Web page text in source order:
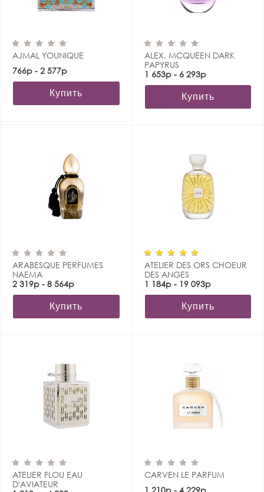
AJMAL YOUNIQUE
766р - 2 577р
Купить
ALEX. MCQUEEN DARK
PAPYRUS
1 653р - 6 293р
Купить
ARABESQUE PERFUMES
NAEMA
2 319р - 8 564р
Купить
ATELIER DES ORS CHOEUR
DES ANGES
1 184р - 19 093р
Купить
ATELIER FLOU EAU
D'AVIATEUR
CARVEN LE PARFUM